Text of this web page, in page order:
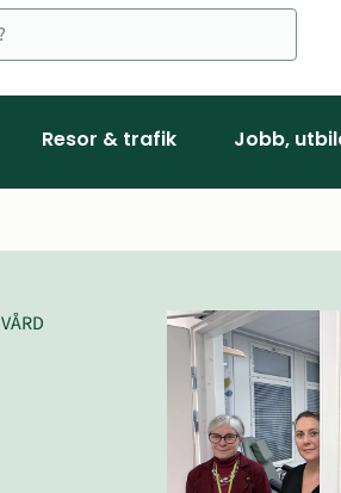
Resor & trafik Jobb,